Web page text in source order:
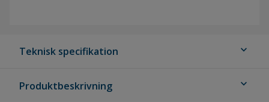
Teknisk specifikation expand_more
Produktbeskrivning expand_more